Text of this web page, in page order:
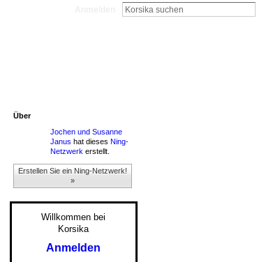
Über
Jochen und Susanne
Janus hat dieses Ning-
Netzwerk erstellt.
Erstellen Sie ein Ning-Netzwerk!
»
Willkommen bei
Korsika
Anmelden